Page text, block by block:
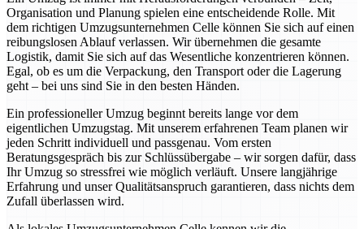
Organisation und Planung spielen eine entscheidende Rolle. Mit
dem richtigen Umzugsunternehmen Celle können Sie sich auf einen
reibungslosen Ablauf verlassen. Wir übernehmen die gesamte
Logistik, damit Sie sich auf das Wesentliche konzentrieren können.
Egal, ob es um die Verpackung, den Transport oder die Lagerung
geht – bei uns sind Sie in den besten Händen.
Ein professioneller Umzug beginnt bereits lange vor dem
eigentlichen Umzugstag. Mit unserem erfahrenen Team planen wir
jeden Schritt individuell und passgenau. Vom ersten
Beratungsgespräch bis zur Schlüssübergabe – wir sorgen dafür, dass
Ihr Umzug so stressfrei wie möglich verläuft. Unsere langjährige
Erfahrung und unser Qualitätsanspruch garantieren, dass nichts dem
Zufall überlassen wird.